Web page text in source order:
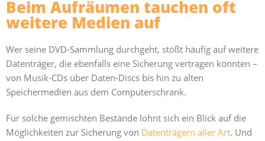
Beim Aufräumen tauchen oft
weitere Medien auf
Wer seine DVD-Sammlung durchgeht, stößt häufig auf weitere
Datenträger, die ebenfalls eine Sicherung vertragen könnten –
von Musik-CDs über Daten-Discs bis hin zu alten
Speichermedien aus dem Computerschrank.
Für solche gemischten Bestände lohnt sich ein Blick auf die
Möglichkeiten zur Sicherung von Datenträgern aller Art. Und